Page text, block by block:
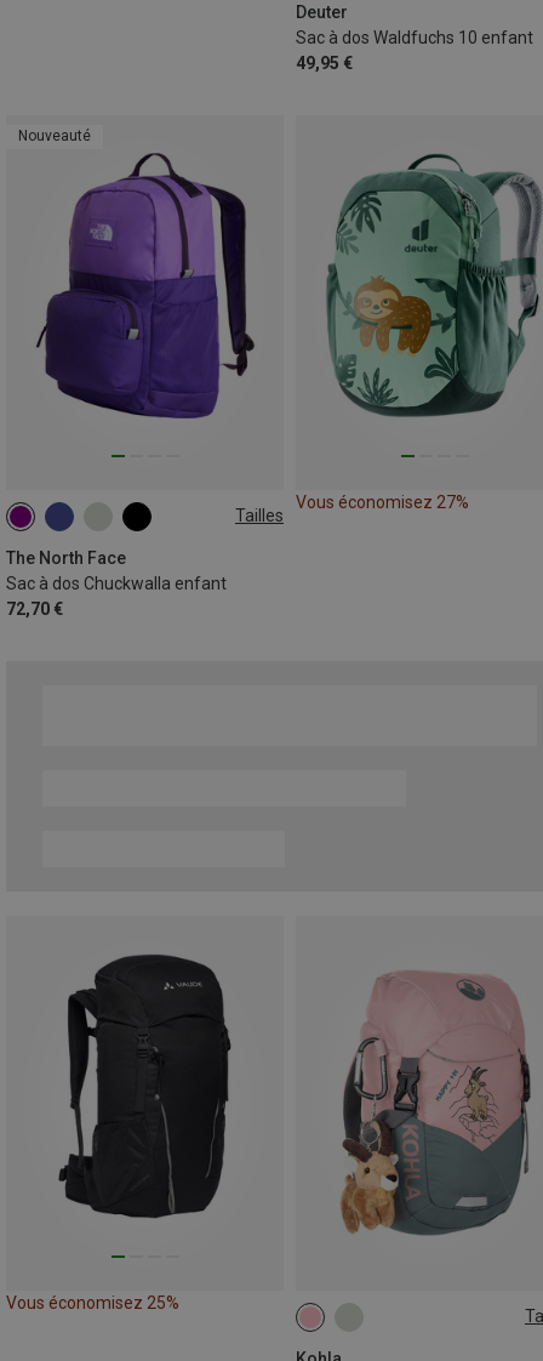
Deuter
Sac à dos Waldfuchs 10 enfant
49,95 €
Nouveauté
Tailles
The North Face
Sac à dos Chuckwalla enfant
72,70 €
27L
Vous économisez 27%
Vous économisez 25%
10L